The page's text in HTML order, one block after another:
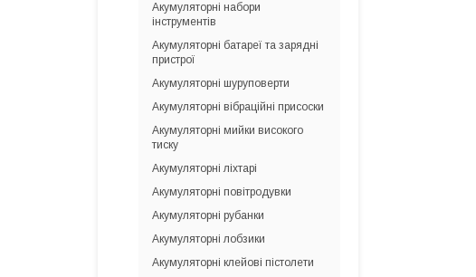
Акумуляторні набори
інструментів
Акумуляторні батареї та зарядні
пристрої
Акумуляторні шуруповерти
Акумуляторні вібраційні присоски
Акумуляторні мийки високого
тиску
Акумуляторні ліхтарі
Акумуляторні повітродувки
Акумуляторні рубанки
Акумуляторні лобзики
Акумуляторні клейові пістолети